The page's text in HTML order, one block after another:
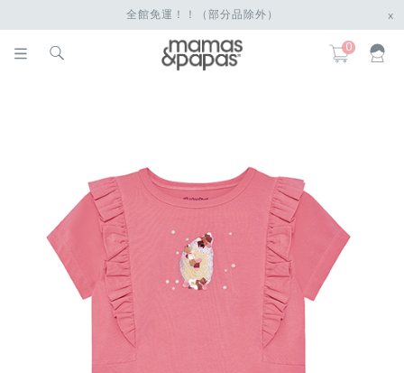
全館免運！！（部分品除外） x
0